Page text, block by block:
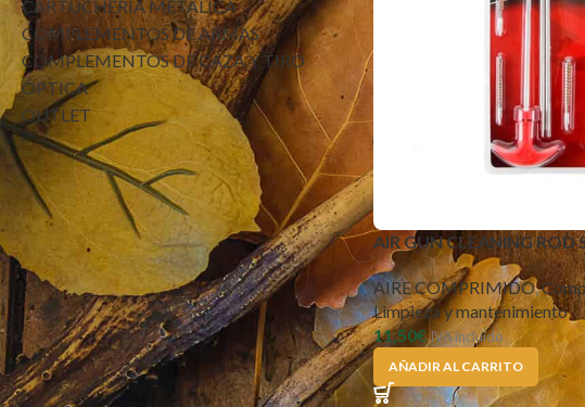
CARTUCHERÍA METÁLICA
COMPLEMENTOS DE ARMAS
COMPLEMENTOS DE CAZA Y TIRO
ÓPTICA
OUTLET
FILTRAR POR PRECIO
FILTRAR
AIR GUN CLEANING ROD
AIRE COMPRIMIDO,
Limpieza y mantenimiento
11,50€IVA incluido
AÑADIR AL CARRITO